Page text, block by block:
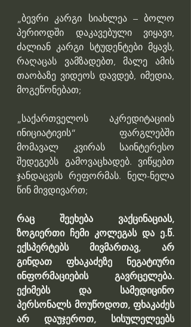
„ბევრი კარგი სიახლეა – ბოლო
პერიოდში დაკავებული ვიყავი,
ძალიან კარგი სტუდენტები მყავს,
რაღაცას ვამზადებთ, მალე ამის
თაობაზე ვიდეოს დავდებ, იმედია,
მოგეწონებათ;
„საქართველოს აკრედიტაციის
ინიციატივის“ ფარგლებში
მომავალ კვირას საინტერესო
შედეგებს გამოვაცხადებ. ვიწყებთ
ჯანდაცვის რეფორმას. ნელ-ნელა
წინ მივდივართ;
რაც შეეხება ვაქცინაციას,
ზოგიერთი ჩემი კოლეგას და ე.წ.
ექსპერტებს მივმართავ, არ
გინდათ ფხაკაძეზე ნეგატიური
ინფორმაციების გავრცელება.
ექიმებს და სამედიცინო
პერსონალს მოუწოდოთ, ფხაკაძეს
არ დაუჯეროთ, სისულელეებს